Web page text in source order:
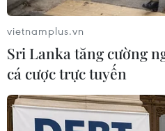
vietnamplus.vn
Sri Lanka tăng cường
cá cược trực tuyến